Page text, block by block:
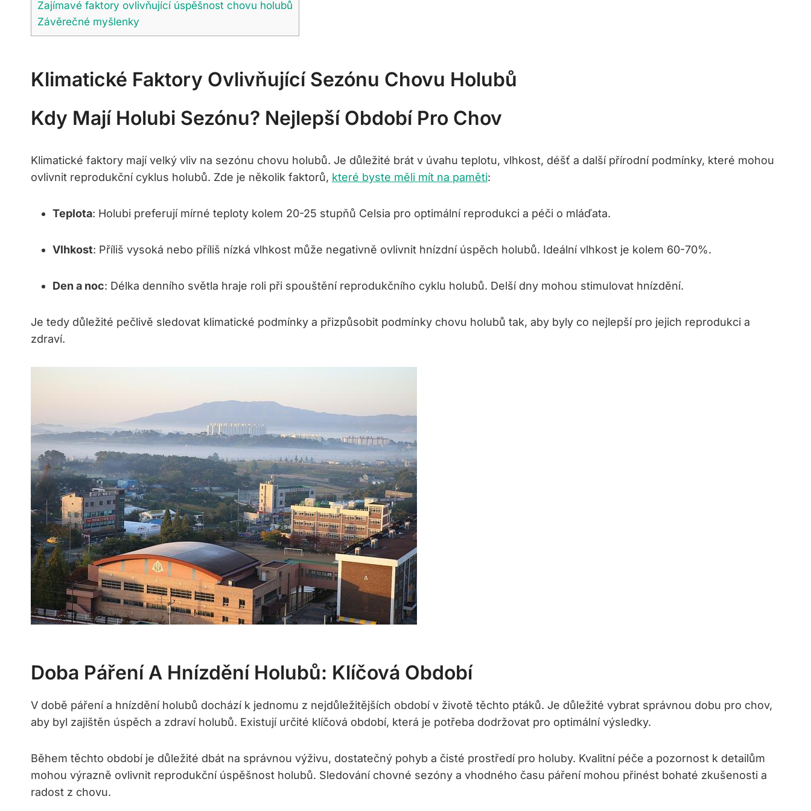
Zajímavé faktory ovlivňující úspěšnost chovu holubů
Závěrečné myšlenky
Klimatické Faktory Ovlivňující Sezónu Chovu Holubů
Kdy Mají Holubi Sezónu? Nejlepší Období Pro Chov
Klimatické faktory mají velký vliv na sezónu chovu holubů. Je důležité brát v úvahu teplotu, vlhkost, déšť a další přírodní podmínky, které mohou
ovlivnit reprodukční cyklus holubů. Zde je několik faktorů, které byste měli mít na paměti:
Teplota: Holubi preferují mírné teploty kolem 20-25 stupňů Celsia pro optimální reprodukci a péči o mláďata.
Vlhkost: Příliš vysoká nebo příliš nízká vlhkost může negativně ovlivnit hnízdní úspěch holubů. Ideální vlhkost je kolem 60-70%.
Den a noc: Délka denního světla hraje roli při spouštění reprodukčního cyklu holubů. Delší dny mohou stimulovat hnízdění.
Je tedy důležité pečlivě sledovat klimatické podmínky a přizpůsobit podmínky chovu holubů tak, aby byly co nejlepší pro jejich reprodukci a
zdraví.
Doba Páření A Hnízdění Holubů: Klíčová Období
V době páření a hnízdění holubů dochází k jednomu z nejdůležitějších období v životě těchto ptáků. Je důležité vybrat správnou dobu pro chov,
aby byl zajištěn úspěch a zdraví holubů. Existují určité klíčová období, která je potřeba dodržovat pro optimální výsledky.
Během těchto období je důležité dbát na správnou výživu, dostatečný pohyb a čisté prostředí pro holuby. Kvalitní péče a pozornost k detailům
mohou výrazně ovlivnit reprodukční úspěšnost holubů. Sledování chovné sezóny a vhodného času páření mohou přinést bohaté zkušenosti a
radost z chovu.